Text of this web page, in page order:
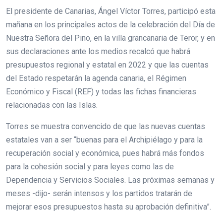
El presidente de Canarias, Ángel Víctor Torres, participó esta
mañana en los principales actos de la celebración del Día de
Nuestra Señora del Pino, en la villa grancanaria de Teror, y en
sus declaraciones ante los medios recalcó que habrá
presupuestos regional y estatal en 2022 y que las cuentas
del Estado respetarán la agenda canaria, el Régimen
Económico y Fiscal (REF) y todas las fichas financieras
relacionadas con las Islas.
Torres se muestra convencido de que las nuevas cuentas
estatales van a ser “buenas para el Archipiélago y para la
recuperación social y económica, pues habrá más fondos
para la cohesión social y para leyes como las de
Dependencia y Servicios Sociales. Las próximas semanas y
meses -dijo- serán intensos y los partidos tratarán de
mejorar esos presupuestos hasta su aprobación definitiva”.